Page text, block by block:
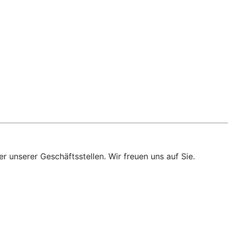
unserer Geschäftsstellen. Wir freuen uns auf Sie.